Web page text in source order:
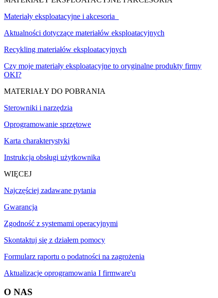
Materiały eksploatacyjne i akcesoria
Aktualności dotyczące materiałów eksploatacyjnych
Recykling materiałów eksploatacyjnych
Czy moje materiały eksploatacyjne to oryginalne produkty firmy
OKI?
MATERIAŁY DO POBRANIA
Sterowniki i narzędzia
Oprogramowanie sprzętowe
Karta charakterystyki
Instrukcja obsługi użytkownika
WIĘCEJ
Najczęściej zadawane pytania
Gwarancja
Zgodność z systemami operacyjnymi
Skontaktuj się z działem pomocy
Formularz raportu o podatności na zagrożenia
Aktualizacje oprogramowania I firmware'u
O NAS